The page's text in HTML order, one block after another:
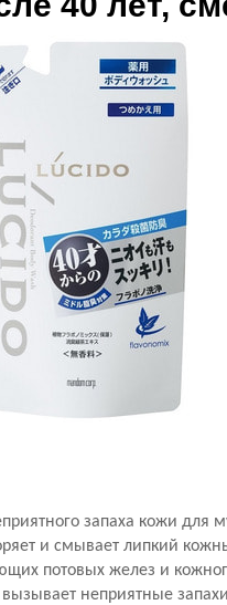
запаха кожи для
и смывает липкий
потовых желез и
вызывает неприятные